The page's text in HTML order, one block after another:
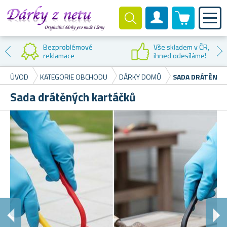
Zákaznický účet
0 produktů
Bezproblémové
reklamace
Vše skladem v ČR,
ihned odesíláme!
ÚVOD
KATEGORIE OBCHODU DÁRKY DOMŮ SADA
Sada drátěných kartáčků